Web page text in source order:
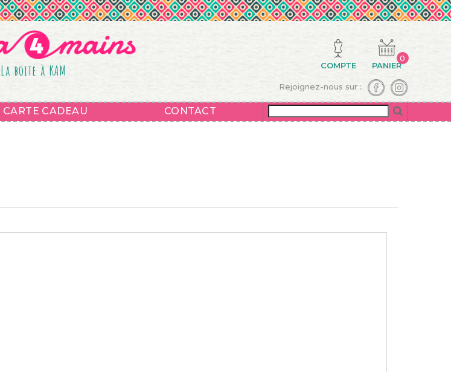
La boite à KAM PANIER
0
COMPTE
Rejoignez-nous sur :
CARTE CADEAU CONTACT